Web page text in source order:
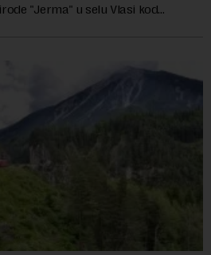
"Jerma" u selu Vlasi kod